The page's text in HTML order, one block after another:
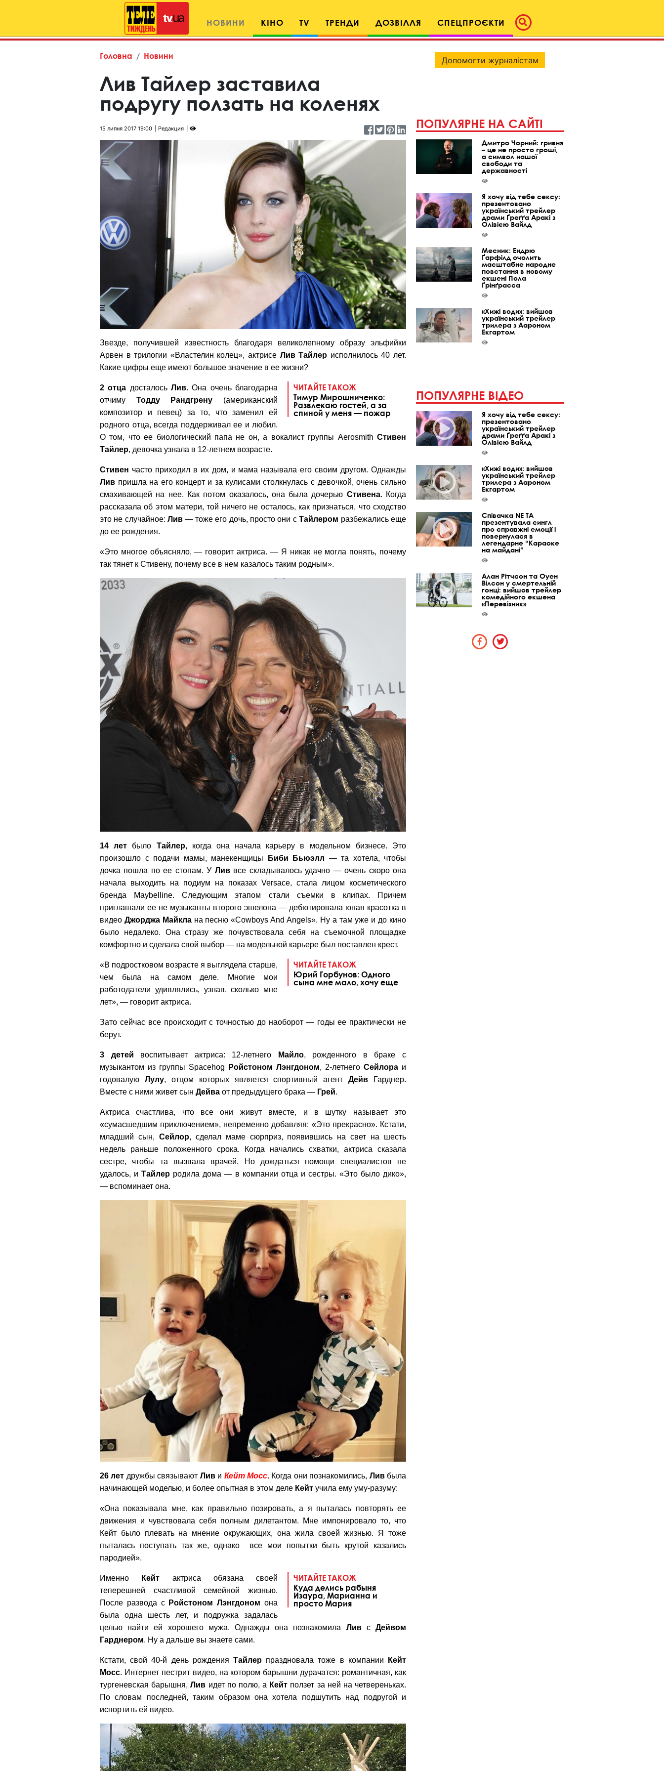
НОВИНИ КІНО TV ТРЕНДИ ДОЗВІЛЛЯ СПЕЦПРОЄКТИ
Головна Новини
Лив Тайлер заставила
подругу ползать на коленях
15 липня 2017 19:00 Редакция
Звезде, получившей известность благодаря великолепному образу эльфийки
Арвен в трилогии «Властелин колец», актрисе Лив Тайлер исполнилось 40 лет.
Какие цифры еще имеют большое значение в ее жизни?
ЧИТАЙТЕ ТАКОЖ
Тимур Мирошниченко:
Развлекаю гостей, а за
спиной у меня — пожар
2 отца досталосьЛив. Она очень благодарна
отчиму Тодду Рандгрену (американский
композитор и певец) за то, что заменил ей
родного отца, всегда поддерживал ее и любил.
О том, что ее биологический папа не он, а вокалист группы Aerosmith Стивен
Тайлер, девочка узнала в 12-летнем возрасте.
Стивен часто приходил в их дом, и мама называла его своим другом. Однажды
Лив пришла на его концерт и за кулисами столкнулась с девочкой, очень сильно
смахивающей на нее. Как потом оказалось, она была дочерью Стивена. Когда
рассказала об этом матери, той ничего не осталось, как признаться, что сходство
это не случайное:Лив — тоже его дочь, просто они сТайлером разбежались еще
до ее рождения.
«Это многое объясняло, — говорит актриса. — Я никак не могла понять, почему
так тянет к Стивену, почему все в нем казалось таким родным».
14 лет было Тайлер, когда она начала карьеру в модельном бизнесе. Это
произошло с подачи мамы, манекенщицы
Биби Бьюэлл — та хотела, чтобы
дочка пошла по ее стопам. У Ливвсе складывалось удачно — очень скоро она
начала выходить на подиум на показах Versace, стала лицом косметического
бренда Maybelline. Следующим этапом стали съемки в клипах. Причем
приглашали ее не музыканты второго эшелона — дебютировала юная красотка в
видео Джорджа Майклана песню «Cowboys And Angels». Ну а там уже и до кино
было недалеко. Она стразу же почувствовала себя на съемочной площадке
комфортно и сделала свой выбор — на модельной карьере был поставлен крест.
ЧИТАЙТЕ ТАКОЖ
Юрий Горбунов: Одного
сына мне мало, хочу еще
«В подростковом возрасте я выглядела старше,
чем была на самом деле. Многие мои
работодатели удивлялись, узнав, сколько мне
лет», — говорит актриса.
Зато сейчас все происходит с точностью до наоборот — годы ее практически не
берут.
3 детей воспитывает актриса: 12-летнего Майло, рожденного в браке с
музыкантом из группы Spacehog
Ройстоном Лэнгдоном, 2-летнего Сейлора и
годовалую Лулу, отцом которых является спортивный агентДейв Гарднер.
Вместе с ними живет сын Дейва от предыдущего брака — Грей.
Актриса счастлива, что все они живут вместе, и в шутку называет это
«сумасшедшим приключением», непременно добавляя: «Это прекрасно». Кстати,
младший сын, Сейлор, сделал маме сюрприз, появившись на свет на шесть
недель раньше положенного срока. Когда начались схватки, актриса сказала
сестре, чтобы та вызвала врачей. Но дождаться помощи специалистов не
удалось, и Тайлер родила дома — в компании отца и сестры. «Это было дико»,
— вспоминает она.
26 лет дружбы связывают Ливи Кейт Мосс. Когда они познакомились, Ливбыла
начинающей моделью, и более опытная в этом деле Кейт учила ему уму-разуму:
«Она показывала мне, как правильно позировать, а я пыталась повторять ее
движения и чувствовала себя полным дилетантом. Мне импонировало то, что
Кейт было плевать на мнение окружающих, она жила своей жизнью. Я тоже
пыталась поступать так же, однако все мои попытки быть крутой казались
пародией».
ЧИТАЙТЕ ТАКОЖ
Куда делись рабыня
Изаура, Марианна и
просто Мария
Именно Кейт актриса обязана своей
теперешней счастливой семейной жизнью.
После развода с Ройстоном Лэнгдоном она
была одна шесть лет, и подружка задалась
целью найти ей хорошего мужа. Однажды она познакомила ЛивсДейвом
Гарднером. Ну а дальше вы знаете сами.
Кстати, свой 40-й день рождения Тайлер праздновала тоже в компании
Кейт
Мосс. Интернет пестрит видео, на котором барышни дурачатся: романтичная, как
тургеневская барышня,Лив идет по полю, а Кейт ползет за ней на четвереньках.
По словам последней, таким образом она хотела подшутить над подругой и
испортить ей видео.
Допомогти журналістам
ПОПУЛЯРНЕ НА САЙТІ
Дмитро Чорний: гривня
– це не просто гроші,
а символ нашої
свободи та
державності
Я хочу від тебе сексу:
презентовано
український трейлер
драми Ґреґґа Аракі з
Олівією Вайлд
Месник: Ендрю
Ґарфілд очолить
масштабне народне
повстання в новому
екшені Пола
Ґрінґрасса
«Хижі води»: вийшов
український трейлер
трилера з Аароном
Екгартом
ПОПУЛЯРНЕ ВІДЕО
Я хочу від тебе сексу:
презентовано
український трейлер
драми Ґреґґа Аракі з
Олівією Вайлд
«Хижі води»: вийшов
український трейлер
трилера з Аароном
Екгартом
Співачка NE TA
презентувала сингл
про справжні емоції і
повернулася в
легендарне “Караоке
на майдані”
Алан Рітчсон та Оуен
Вілсон у смертельній
гонці: вийшов трейлер
комедійного екшена
«Перевізник»